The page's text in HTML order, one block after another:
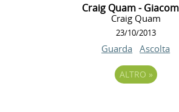
Craig Quam -
Craig Quam
23/10/2013
Guarda Ascolta
ALTRO »